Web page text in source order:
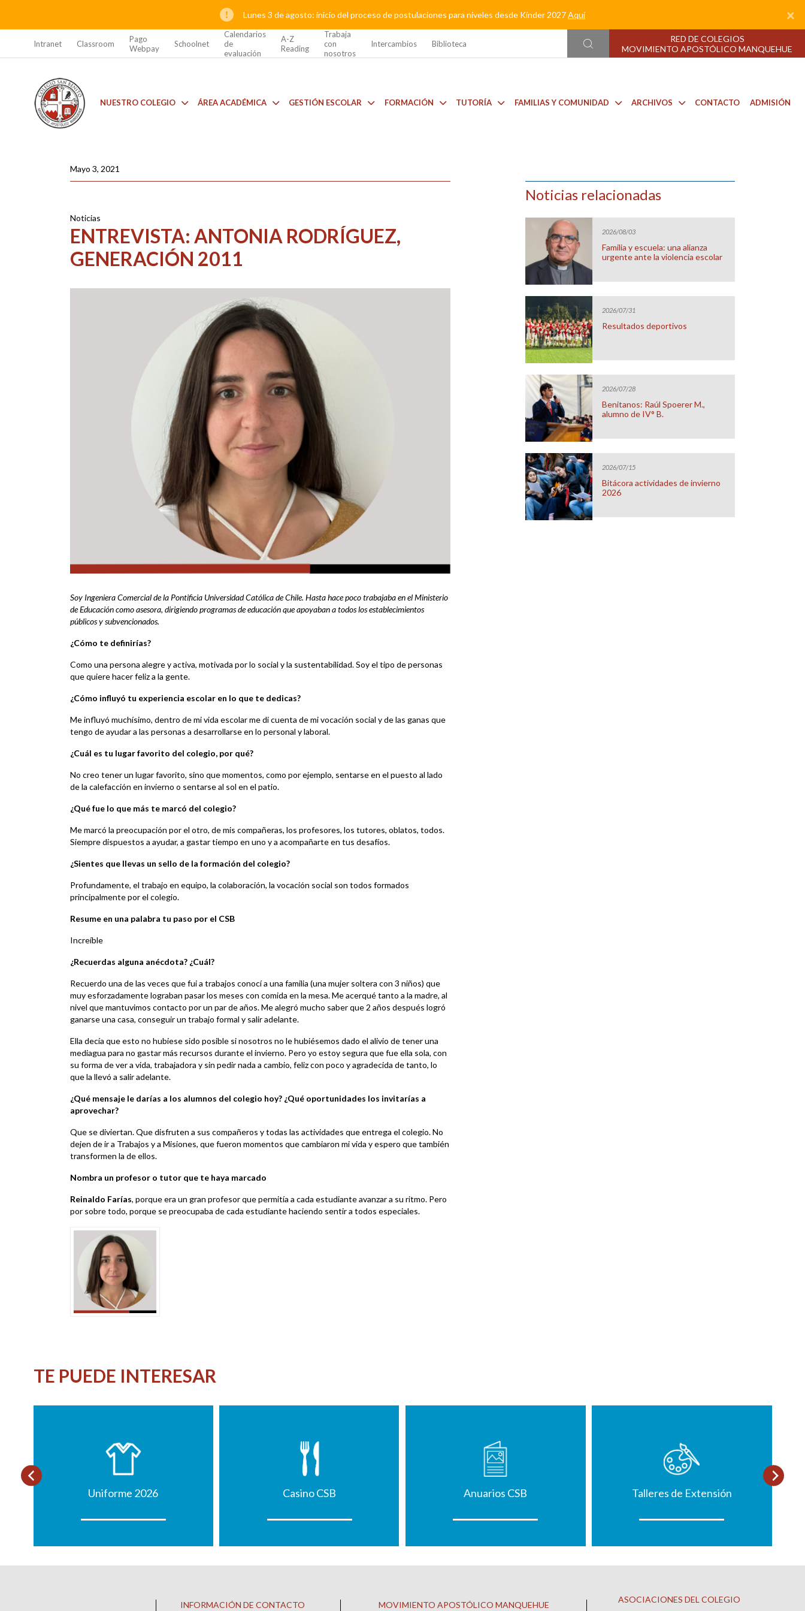
Lunes 3 de agosto: inicio del proceso de postulaciones para niveles desde Kínder 2027Aquí ×
Intranet Classroom
Pago
Webpay
Schoolnet
Calendarios
de
evaluación
A-Z
Reading
Trabaja
con
nosotros
Intercambios Biblioteca
RED DE COLEGIOS
MOVIMIENTO APOSTÓLICO MANQUEHUE
NUESTRO COLEGIO ÁREA ACADÉMICA GESTIÓN ESCOLAR FORMACIÓN TUTORÍA FAMILIAS Y COMUNIDAD ARCHIVOS CONTACTO ADMISIÓN
Mayo 3, 2021
Noticias
ENTREVISTA: ANTONIA RODRÍGUEZ,
GENERACIÓN 2011
Soy Ingeniera Comercial de la Pontificia Universidad Católica de Chile. Hasta hace poco trabajaba en el Ministerio
de Educación como asesora, dirigiendo programas de educación que apoyaban a todos los establecimientos
públicos y subvencionados.
¿Cómo te definirías?
Como una persona alegre y activa, motivada por lo social y la sustentabilidad. Soy el tipo de personas
que quiere hacer feliz a la gente.
¿Cómo influyó tu experiencia escolar en lo que te dedicas?
Me influyó muchísimo, dentro de mi vida escolar me di cuenta de mi vocación social y de las ganas que
tengo de ayudar a las personas a desarrollarse en lo personal y laboral.
¿Cuál es tu lugar favorito del colegio, por qué?
No creo tener un lugar favorito, sino que momentos, como por ejemplo, sentarse en el puesto al lado
de la calefacción en invierno o sentarse al sol en el patio.
¿Qué fue lo que más te marcó del colegio?
Me marcó la preocupación por el otro, de mis compañeras, los profesores, los tutores, oblatos, todos.
Siempre dispuestos a ayudar, a gastar tiempo en uno y a acompañarte en tus desafíos.
¿Sientes que llevas un sello de la formación del colegio?
Profundamente, el trabajo en equipo, la colaboración, la vocación social son todos formados
principalmente por el colegio.
Resume en una palabra tu paso por el CSB
Increíble
¿Recuerdas alguna anécdota? ¿Cuál?
Recuerdo una de las veces que fui a trabajos conocí a una familia (una mujer soltera con 3 niños) que
muy esforzadamente lograban pasar los meses con comida en la mesa. Me acerqué tanto a la madre, al
nivel que mantuvimos contacto por un par de años. Me alegró mucho saber que 2 años después logró
ganarse una casa, conseguir un trabajo formal y salir adelante.
Ella decía que esto no hubiese sido posible si nosotros no le hubiésemos dado el alivio de tener una
mediagua para no gastar más recursos durante el invierno. Pero yo estoy segura que fue ella sola, con
su forma de ver a vida, trabajadora y sin pedir nada a cambio, feliz con poco y agradecida de tanto, lo
que la llevó a salir adelante.
¿Qué mensaje le darías a los alumnos del colegio hoy? ¿Qué oportunidades los invitarías a
aprovechar?
Que se diviertan. Que disfruten a sus compañeros y todas las actividades que entrega el colegio. No
dejen de ir a Trabajos y a Misiones, que fueron momentos que cambiaron mi vida y espero que también
transformen la de ellos.
Nombra un profesor o tutor que te haya marcado
Reinaldo Farías, porque era un gran profesor que permitía a cada estudiante avanzar a su ritmo. Pero
por sobre todo, porque se preocupaba de cada estudiante haciendo sentir a todos especiales.
Noticias relacionadas
2026/08/03
Familia y escuela: una alianza
urgente ante la violencia escolar
2026/07/31
Resultados deportivos
2026/07/28
Benitanos: Raúl Spoerer M.,
alumno de IV° B.
2026/07/15
Bitácora actividades de invierno
2026
TE PUEDE INTERESAR
Uniforme 2026 Casino CSB Anuarios CSB Talleres de Extensión
INFORMACIÓN DE CONTACTO MOVIMIENTO APOSTÓLICO MANQUEHUE
ASOCIACIONES DEL COLEGIO